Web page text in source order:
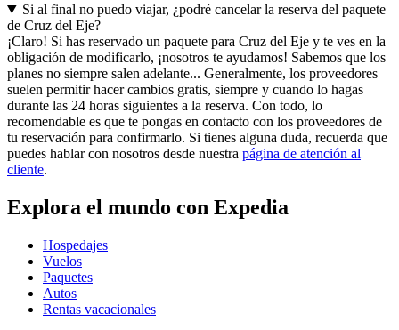
Si al final no puedo viajar, ¿podré cancelar la reserva del paquete
de Cruz del Eje?
¡Claro! Si has reservado un paquete para Cruz del Eje y te ves en la
obligación de modificarlo, ¡nosotros te ayudamos! Sabemos que los
planes no siempre salen adelante... Generalmente, los proveedores
suelen permitir hacer cambios gratis, siempre y cuando lo hagas
durante las 24 horas siguientes a la reserva. Con todo, lo
recomendable es que te pongas en contacto con los proveedores de
tu reservación para confirmarlo. Si tienes alguna duda, recuerda que
puedes hablar con nosotros desde nuestra página de atención al
cliente.
Explora el mundo con Expedia
Hospedajes
Vuelos
Paquetes
Autos
Rentas vacacionales